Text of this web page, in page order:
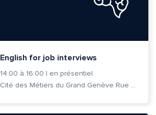
English for job interviews
14:00 à 16:00 | en présentiel
Cité des Métiers du Grand Genève Rue Prévost-Martin 6 1205 Genève